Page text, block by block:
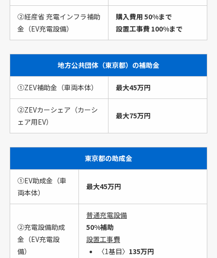
②経産省 充電インフラ補助
金（EV充電設備）
購入費用 50%まで
設置工事費 100%まで
地方公共団体（東京都）の補助金
①ZEV補助金（車両本体） 最大45万円
②ZEVカーシェア（カーシ
ェア用EV）
最大75万円
東京都の助成金
①EV助成金（車
両本体）
最大45万円
②充電設備助成
金（EV充電設
備）
普通充電設備
50%補助
設置工事費
〈1基目〉 135万円